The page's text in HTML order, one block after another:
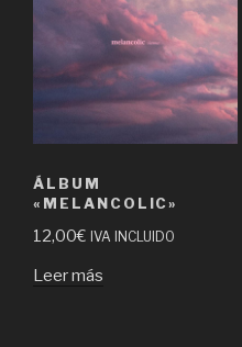
ÁLBUM
«MELANCOLIC»
12,00€ IVA INCLUIDO
Leer más